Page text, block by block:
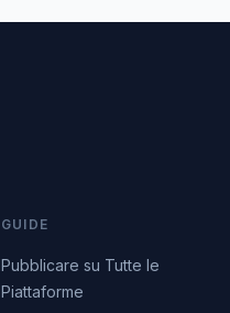
GUIDE
Pubblicare su Tutte le
Piattaforme